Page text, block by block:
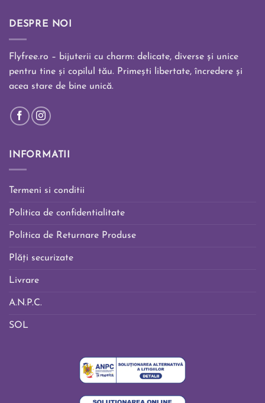
DESPRE NOI
Flyfree.ro – bijuterii cu charm: delicate, diverse și unice
pentru tine și copilul tău. Primești libertate, încredere și
acea stare de bine unică.
INFORMATII
Termeni si conditii
Politica de confidentialitate
Politica de Returnare Produse
Plăți securizate
Livrare
A.N.P.C.
SOL